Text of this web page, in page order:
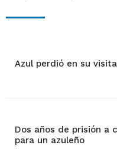
Azul perdió en su
Dos años de prisión a
para un azuleño